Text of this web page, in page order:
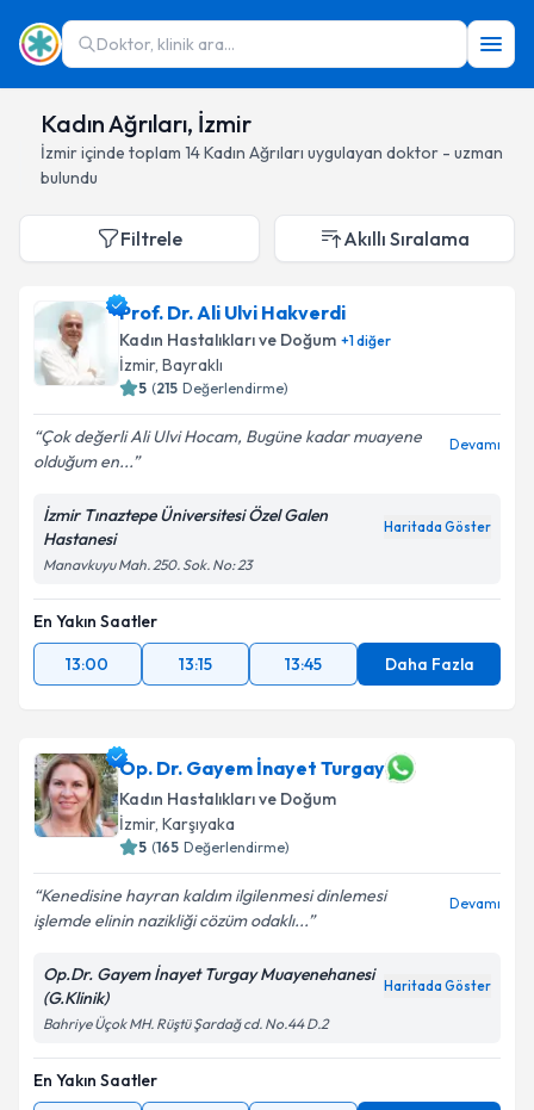
Doktor, klinik ara...
Kadın Ağrıları, İzmir
İzmiriçinde toplam 14Kadın Ağrıları uygulayan doktor - uzman
bulundu
Filtrele Akıllı Sıralama
Prof. Dr. Ali Ulvi Hakverdi
Kadın Hastalıkları ve Doğum +1diğer
İzmir, Bayraklı
5 (215 Değerlendirme)
Çok değerli Ali Ulvi Hocam, Bugüne kadar muayene
olduğum en...
Devamı
İzmir Tınaztepe Üniversitesi Özel Galen
Hastanesi
Haritada Göster
Manavkuyu Mah. 250. Sok. No: 23
En Yakın Saatler
13:00
13:15 13:45 Daha Fazla
Op. Dr. Gayem İnayet Turgay
Kadın Hastalıkları ve Doğum
İzmir, Karşıyaka
5 (165 Değerlendirme)
Kenedisine hayran kaldım ilgilenmesi dinlemesi
işlemde elinin nazikliği cözüm odaklı...
Devamı
Op.Dr. Gayem İnayet Turgay Muayenehanesi
(G.Klinik)
Haritada Göster
Bahriye Üçok MH. Rüştü Şardağ cd. No.44 D.2
En Yakın Saatler